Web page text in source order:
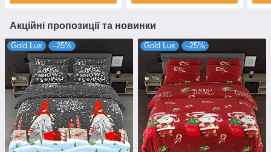
Акційні пропозиції та новинки
Gold Lux –25% Gold Lux –25%